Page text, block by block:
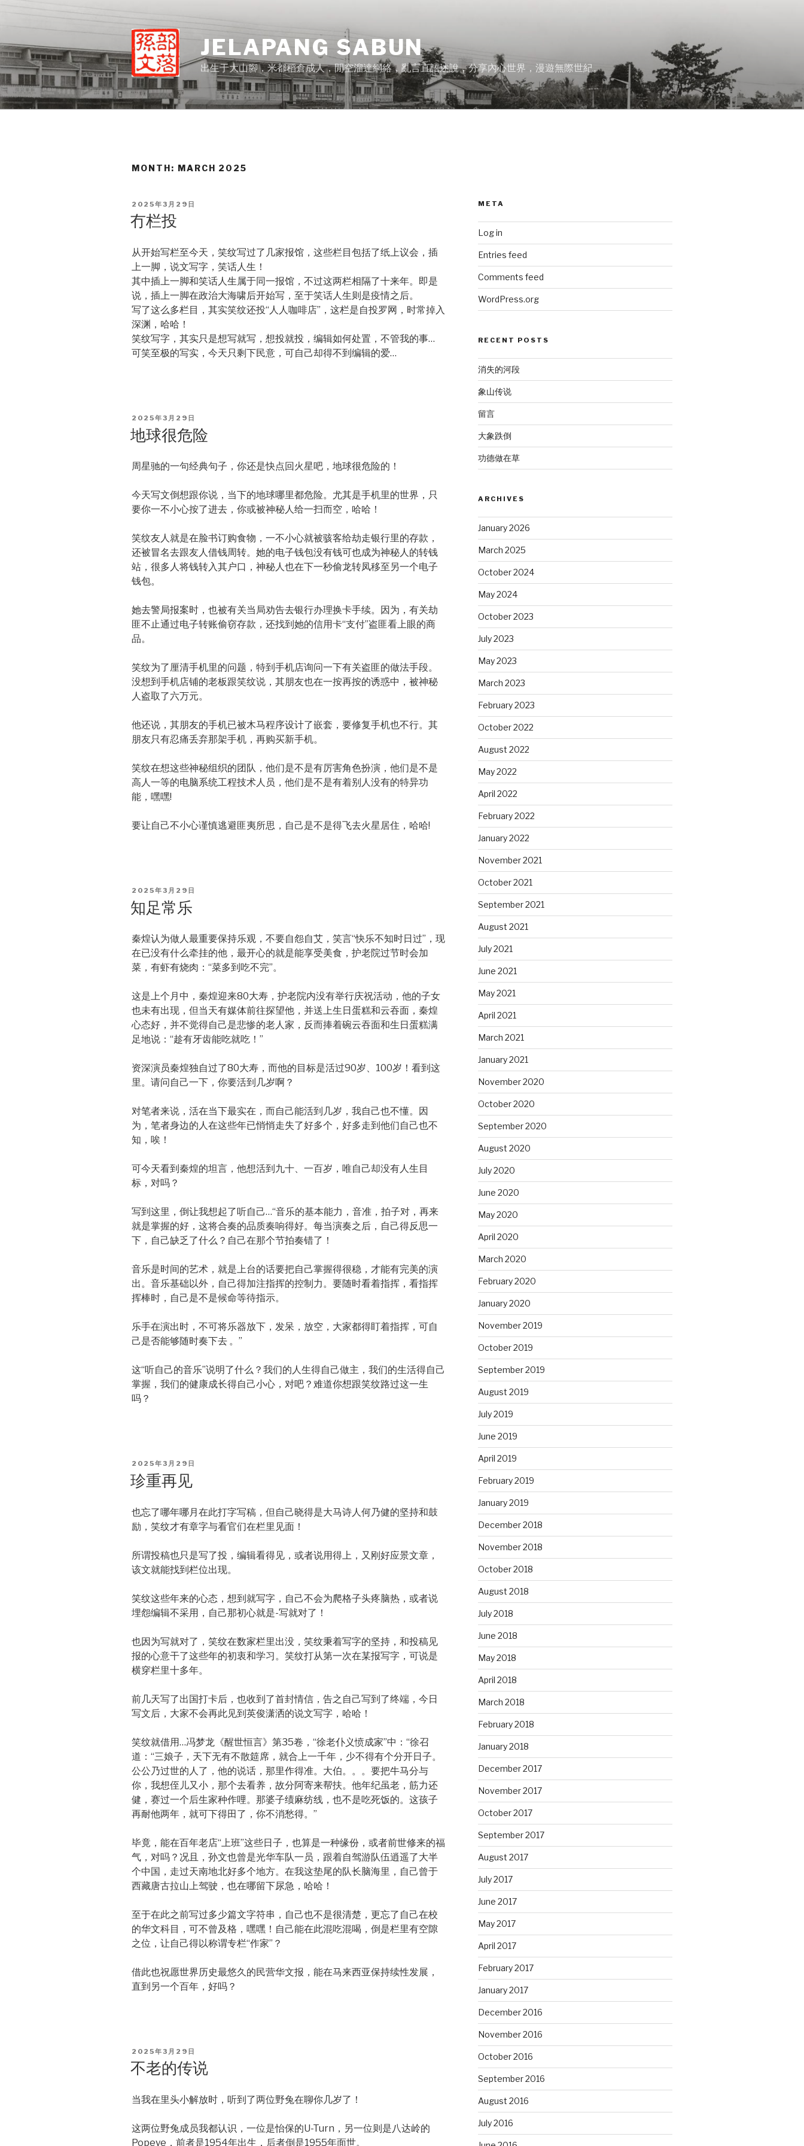
JELAPANG SABUN
出生于大山腳，米都稻倉成人，閒空溜達網絡，亂言直語述說，分享內心世界，漫遊無際世紀。
MONTH: MARCH 2025
POSTED
ON
2025年3月29日
冇栏投
从开始写栏至今天，笑纹写过了几家报馆，这些栏目包括了纸上议会，插
上一脚，说文写字，笑话人生！
其中插上一脚和笑话人生属于同一报馆，不过这两栏相隔了十来年。即是
说，插上一脚在政治大海啸后开始写，至于笑话人生则是疫情之后。
写了这么多栏目，其实笑纹还投“人人咖啡店”，这栏是自投罗网，时常掉入
深渊，哈哈！
笑纹写字，其实只是想写就写，想投就投，编辑如何处置，不管我的事…
可笑至极的写实，今天只剩下民意，可自己却得不到编辑的爱…
POSTED
ON
2025年3月29日
地球很危险
周星驰的一句经典句子，你还是快点回火星吧，地球很危险的！
今天写文倒想跟你说，当下的地球哪里都危险。尤其是手机里的世界，只
要你一不小心按了进去，你或被神秘人给一扫而空，哈哈！
笑纹友人就是在脸书订购食物，一不小心就被骇客给劫走银行里的存款，
还被冒名去跟友人借钱周转。她的电子钱包没有钱可也成为神秘人的转钱
站，很多人将钱转入其户口，神秘人也在下一秒偷龙转凤移至另一个电子
钱包。
她去警局报案时，也被有关当局劝告去银行办理换卡手续。因为，有关劫
匪不止通过电子转账偷窃存款，还找到她的信用卡“支付”盗匪看上眼的商
品。
笑纹为了厘清手机里的问题，特到手机店询问一下有关盗匪的做法手段。
没想到手机店铺的老板跟笑纹说，其朋友也在一按再按的诱惑中，被神秘
人盗取了六万元。
他还说，其朋友的手机已被木马程序设计了嵌套，要修复手机也不行。其
朋友只有忍痛丢弃那架手机，再购买新手机。
笑纹在想这些神秘组织的团队，他们是不是有厉害角色扮演，他们是不是
高人一等的电脑系统工程技术人员，他们是不是有着别人没有的特异功
能，嘿嘿!
要让自己不小心谨慎逃避匪夷所思，自己是不是得飞去火星居住，哈哈!
POSTED
ON
2025年3月29日
知足常乐
秦煌认为做人最重要保持乐观，不要自怨自艾，笑言“快乐不知时日过”，现
在已没有什么牵挂的他，最开心的就是能享受美食，护老院过节时会加
菜，有虾有烧肉：“菜多到吃不完”。
这是上个月中，秦煌迎来80大寿，护老院内没有举行庆祝活动，他的子女
也未有出现，但当天有媒体前往探望他，并送上生日蛋糕和云吞面，秦煌
心态好，并不觉得自己是悲惨的老人家，反而捧着碗云吞面和生日蛋糕满
足地说：“趁有牙齿能吃就吃！”
资深演员秦煌独自过了80大寿，而他的目标是活过90岁、100岁！看到这
里。请问自己一下，你要活到几岁啊？
对笔者来说，活在当下最实在，而自己能活到几岁，我自己也不懂。因
为，笔者身边的人在这些年已悄悄走失了好多个，好多走到他们自己也不
知，唉！
可今天看到秦煌的坦言，他想活到九十、一百岁，唯自己却没有人生目
标，对吗？
写到这里，倒让我想起了听自己…“音乐的基本能力，音准，拍子对，再来
就是掌握的好，这将合奏的品质奏响得好。每当演奏之后，自己得反思一
下，自己缺乏了什么？自己在那个节拍奏错了！
音乐是时间的艺术，就是上台的话要把自己掌握得很稳，才能有完美的演
出。音乐基础以外，自己得加注指挥的控制力。要随时看着指挥，看指挥
挥棒时，自己是不是候命等待指示。
乐手在演出时，不可将乐器放下，发呆，放空，大家都得盯着指挥，可自
己是否能够随时奏下去 。”
这“听自己的音乐”说明了什么？我们的人生得自己做主，我们的生活得自己
掌握，我们的健康成长得自己小心，对吧？难道你想跟笑纹路过这一生
吗？
POSTED
ON
2025年3月29日
珍重再见
也忘了哪年哪月在此打字写稿，但自己晓得是大马诗人何乃健的坚持和鼓
励，笑纹才有章字与看官们在栏里见面！
所谓投稿也只是写了投，编辑看得见，或者说用得上，又刚好应景文章，
该文就能找到栏位出现。
笑纹这些年来的心态，想到就写字，自己不会为爬格子头疼脑热，或者说
埋怨编辑不采用，自己那初心就是-写就对了！
也因为写就对了，笑纹在数家栏里出没，笑纹秉着写字的坚持，和投稿见
报的心意干了这些年的初衷和学习。笑纹打从第一次在某报写字，可说是
横穿栏里十多年。
前几天写了出国打卡后，也收到了首封情信，告之自己写到了终端，今日
写文后，大家不会再此见到英俊潇洒的说文写字，哈哈！
笑纹就借用…冯梦龙《醒世恒言》第35卷，“徐老仆义愤成家”中：“徐召
道：“三娘子，天下无有不散筵席，就合上一千年，少不得有个分开日子。
公公乃过世的人了，他的说话，那里作得准。大伯。。。要把牛马分与
你，我想侄儿又小，那个去看养，故分阿寄来帮扶。他年纪虽老，筋力还
健，赛过一个后生家种作哩。那婆子绩麻纺线，也不是吃死饭的。这孩子
再耐他两年，就可下得田了，你不消愁得。”
毕竟，能在百年老店“上班”这些日子，也算是一种缘份，或者前世修来的福
气，对吗？况且，孙文也曾是光华车队一员，跟着自驾游队伍逍遥了大半
个中国，走过天南地北好多个地方。在我这垫尾的队长脑海里，自己曾于
西藏唐古拉山上驾驶，也在哪留下尿急，哈哈！
至于在此之前写过多少篇文字符串，自己也不是很清楚，更忘了自己在校
的华文科目，可不曾及格，嘿嘿！自己能在此混吃混喝，倒是栏里有空隙
之位，让自己得以称谓专栏“作家”？
借此也祝愿世界历史最悠久的民营华文报，能在马来西亚保持续性发展，
直到另一个百年，好吗？
POSTED
ON
2025年3月29日
不老的传说
当我在里头小解放时，听到了两位野兔在聊你几岁了！
这两位野兔成员我都认识，一位是怡保的U-Turn，另一位则是八达岭的
Popeye，前者是1954年出生，后者倒是1955年面世。
META
Log in
Entries feed
Comments feed
WordPress.org
RECENT POSTS
消失的河段
象山传说
留言
大象跌倒
功德做在草
ARCHIVES
January 2026
March 2025
October 2024
May 2024
October 2023
July 2023
May 2023
March 2023
February 2023
October 2022
August 2022
May 2022
April 2022
February 2022
January 2022
November 2021
October 2021
September 2021
August 2021
July 2021
June 2021
May 2021
April 2021
March 2021
January 2021
November 2020
October 2020
September 2020
August 2020
July 2020
June 2020
May 2020
April 2020
March 2020
February 2020
January 2020
November 2019
October 2019
September 2019
August 2019
July 2019
June 2019
April 2019
February 2019
January 2019
December 2018
November 2018
October 2018
August 2018
July 2018
June 2018
May 2018
April 2018
March 2018
February 2018
January 2018
December 2017
November 2017
October 2017
September 2017
August 2017
July 2017
June 2017
May 2017
April 2017
February 2017
January 2017
December 2016
November 2016
October 2016
September 2016
August 2016
July 2016